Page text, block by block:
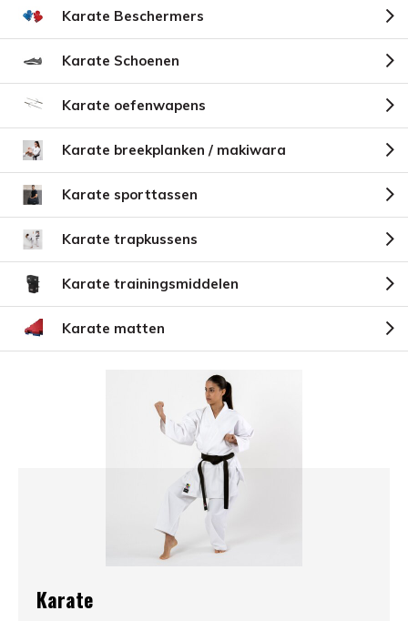
Karate Beschermers
Karate Schoenen
Karate oefenwapens
Karate breekplanken / makiwara
Karate sporttassen
Karate trapkussens
Karate trainingsmiddelen
Karate matten
Karate